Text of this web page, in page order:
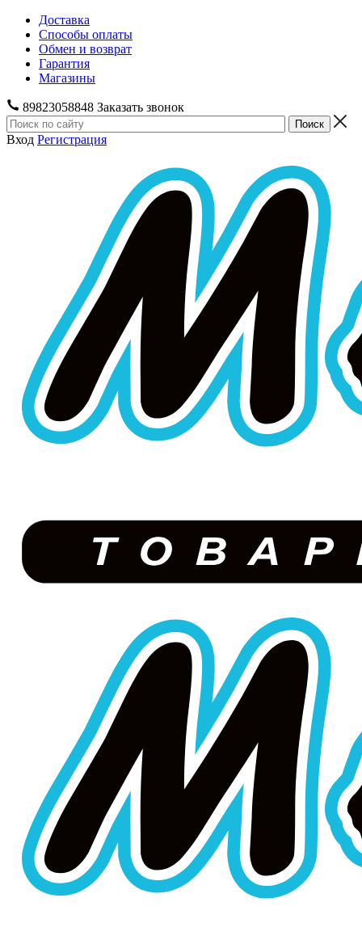
Доставка
Способы оплаты
Обмен и возврат
Гарантия
Магазины
89823058848 Заказать звонок
Вход Регистрация